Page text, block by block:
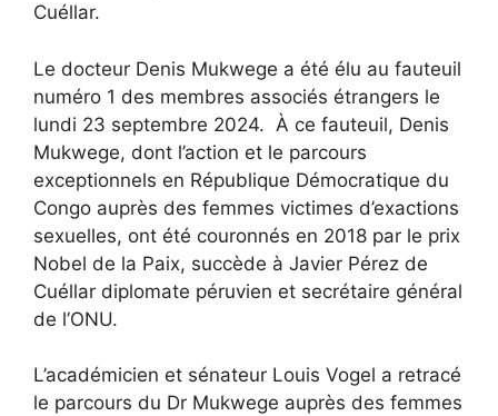
Cuéllar.
Le docteur Denis Mukwege a été élu au fauteuil
numéro 1 des membres associés étrangers le
lundi 23 septembre 2024. À ce fauteuil, Denis
Mukwege, dont l’action et le parcours
exceptionnels en République Démocratique du
Congo auprès des femmes victimes d’exactions
sexuelles, ont été couronnés en 2018 par le prix
Nobel de la Paix, succède à Javier Pérez de
Cuéllar diplomate péruvien et secrétaire général
de l’ONU.
L’académicien et sénateur Louis Vogel a retracé
le parcours du Dr Mukwege auprès des femmes